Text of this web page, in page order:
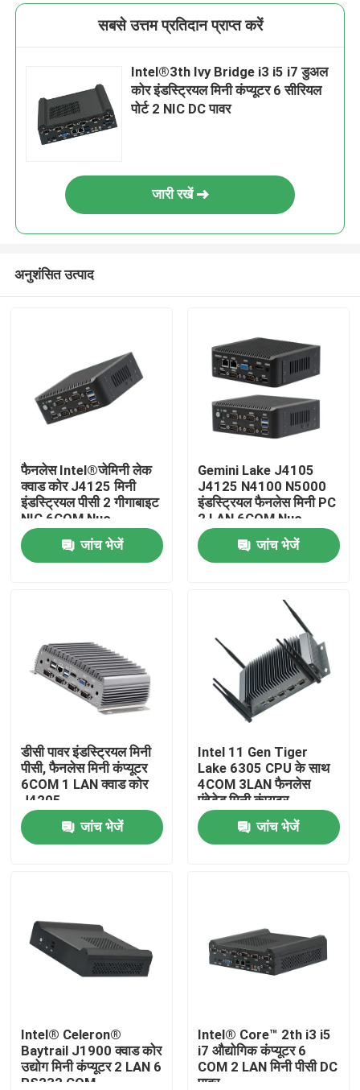
उत्पाद
फैक्टरी यात्रा
गुणवत्ता नियंत्रण
एक बोली का अनुरोध
औद्योगिक मिनी पीसी
औद्योगिक पैनल पीसी
बीहड़ टैबलेट पीसी
सबसे उत्तम प्रतिदान प्राप्त करें
Intel®3th Ivy Bridge i3 i5 i7 डुअल
कोर इंडस्ट्रियल मिनी कंप्यूटर 6 सीरियल
पोर्ट 2 NIC DC पावर
जारी रखें
अनुशंसित उत्पाद
फैनलेस Intel®जेमिनी लेक
क्वाड कोर J4125 मिनी
इंडस्ट्रियल पीसी 2 गीगाबाइट
NIC 6COM Nuc
जांच भेजें
Gemini Lake J4105
J4125 N4100 N5000
इंडस्ट्रियल फैनलेस मिनी PC
2 LAN 6COM Nuc
जांच भेजें
डीसी पावर इंडस्ट्रियल मिनी
पीसी, फैनलेस मिनी कंप्यूटर
6COM 1 LAN क्वाड कोर
J4205
जांच भेजें
Intel 11 Gen Tiger
Lake 6305 CPU के साथ
4COM 3LAN फैनलेस
एंबेडेड मिनी कंप्यूटर
जांच भेजें
Intel® Celeron®
Baytrail J1900 क्वाड कोर
उद्योग मिनी कंप्यूटर 2 LAN 6
RS232 COM
Intel® Core™ 2th i3 i5
i7 औद्योगिक कंप्यूटर 6
COM 2 LAN मिनी पीसी DC
पावर